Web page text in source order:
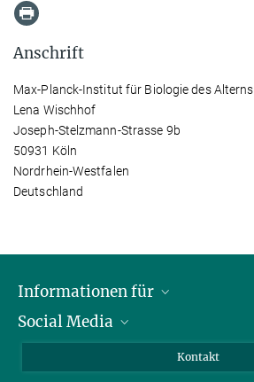
Anschrift
Max-Planck-Institut für Biologie des Alterns
Lena Wischhof
Joseph-Stelzmann-Strasse 9b
50931 Köln
Nordrhein-Westfalen
Deutschland
Informationen für
Bewerbende
Social Media
Kontakt